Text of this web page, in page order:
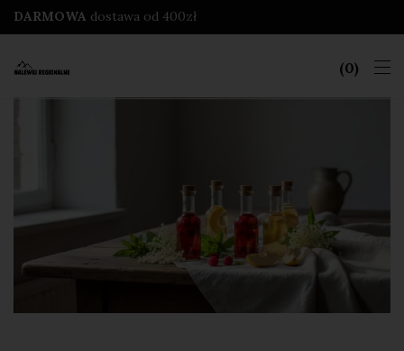
DARMOWA dostawa od 400zł
0